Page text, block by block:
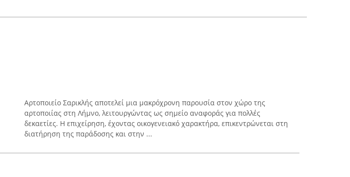
Αρτοποιείο Σαρικλής αποτελεί μια μακρόχρονη παρουσία στον χώρο της
αρτοποιίας στη Λήμνο, λειτουργώντας ως σημείο αναφοράς για πολλές
δεκαετίες. Η επιχείρηση, έχοντας οικογενειακό χαρακτήρα, επικεντρώνεται στη
διατήρηση της παράδοσης και στην ...